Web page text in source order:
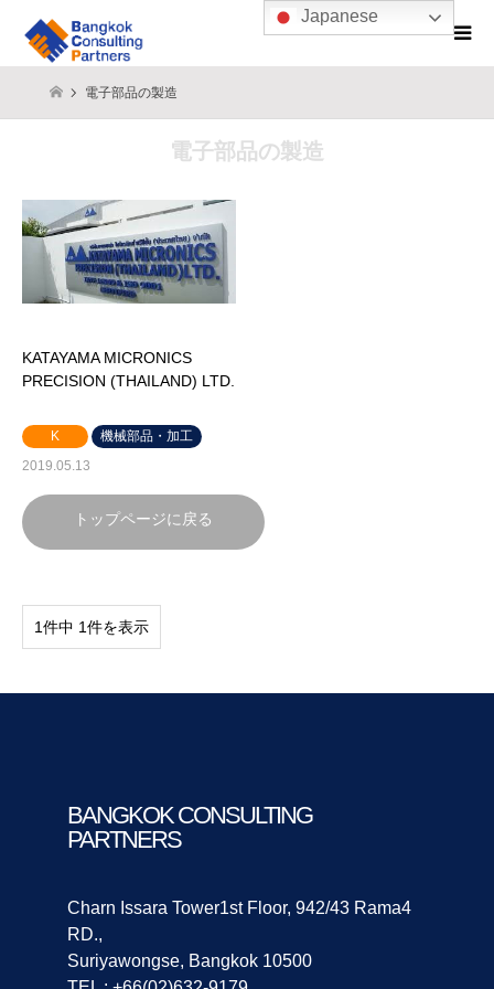
電子部品の製造
電子部品の製造
KATAYAMA MICRONICS
PRECISION (THAILAND) LTD.
K
機械部品・加工
2019.05.13
トップページに戻る
1件中 1件を表示
BANGKOK CONSULTING
PARTNERS
Charn Issara Tower1st Floor, 942/43 Rama4
RD.,
Suriyawongse, Bangkok 10500
Japanese